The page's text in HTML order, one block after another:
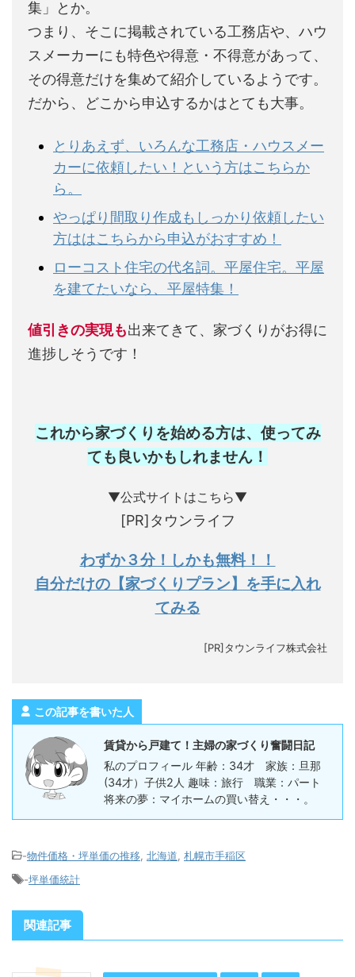
集」とか。
つまり、そこに掲載されている工務店や、ハウ
スメーカーにも特色や得意・不得意があって、
その得意だけを集めて紹介しているようです。
だから、どこから申込するかはとても大事。
とりあえず、いろんな工務店・ハウスメー
カーに依頼したい！という方はこちらか
ら。
やっぱり間取り作成もしっかり依頼したい
方ははこちらから申込がおすすめ！
ローコスト住宅の代名詞。平屋住宅。平屋
を建てたいなら、平屋特集！
値引きの実現も出来てきて、家づくりがお得に
進捗しそうです！
これから家づくりを始める方は、使ってみ
ても良いかもしれません ！
▼公式サイトはこちら▼
[PR]タウンライフ
わずか３分！しかも無料！！
自分だけの【家づくりプラン】を手に入れ
てみる
[PR]タウンライフ株式会社
この記事を書いた人
賃貸から戸建て！主婦の家づくり奮闘日記
私のプロフィール 年齢：34才 家族：旦那
(34才）子供2人 趣味：旅行 職業：パート
将来の夢：マイホームの買い替え・・・。
-物件価格・坪単価の推移, 北海道, 札幌市手稲区
-坪単価統計
関連記事